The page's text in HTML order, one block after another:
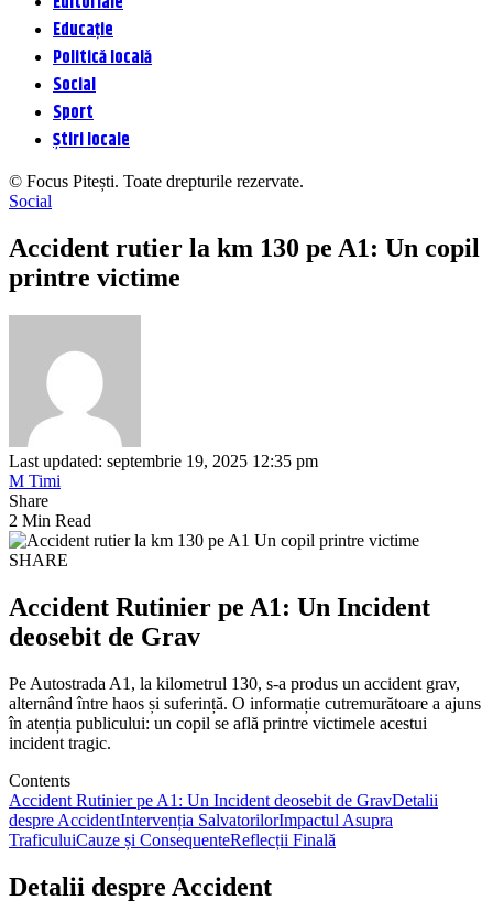
Educație
Politică locală
Social
Sport
Știri locale
© Focus Pitești. Toate drepturile rezervate.
Social
Accident rutier la km 130 pe A1: Un copil
printre victime
Last updated: septembrie 19, 2025 12:35 pm
M Timi
Share
2 Min Read
SHARE
Accident Rutinier pe A1: Un Incident
deosebit de Grav
Pe Autostrada A1, la kilometrul 130, s-a produs un accident grav,
alternând între haos și suferință. O informație cutremurătoare a ajuns
în atenția publicului: un copil se află printre victimele acestui
incident tragic.
Contents
Accident Rutinier pe A1: Un Incident deosebit de GravDetalii
despre AccidentIntervenția SalvatorilorImpactul Asupra
TraficuluiCauze și ConsequenteReflecții Finală
Detalii despre Accident